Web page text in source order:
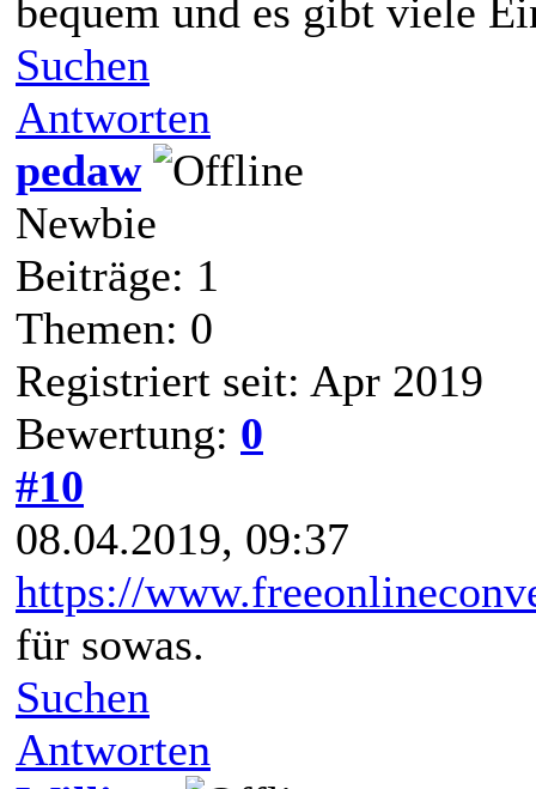
bequem und es gibt viele
Suchen
Antworten
pedaw
Newbie
Beiträge: 1
Themen: 0
Registriert seit: Apr 2019
Bewertung: 0
#10
08.04.2019, 09:37
https://
für sowas.
Suchen
Antworten